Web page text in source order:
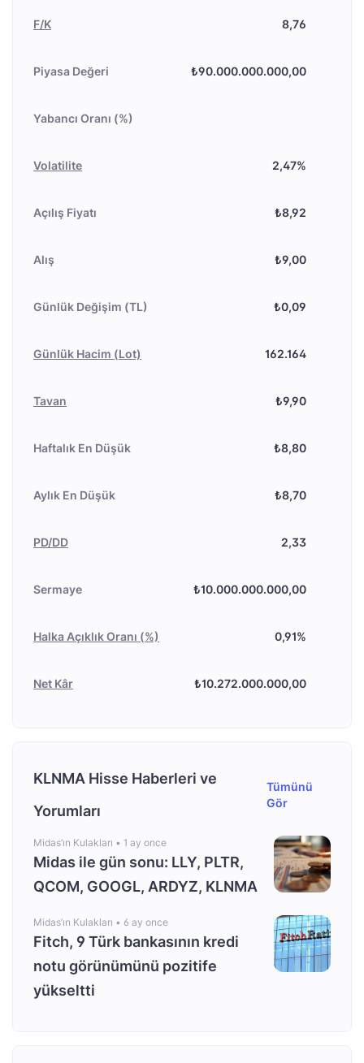
F/K 8,76
Piyasa Değeri ₺90.000.000.000,00
Yabancı Oranı (%)
Volatilite 2,47%
Açılış Fiyatı ₺8,92
Alış ₺9,00
Günlük Değişim (TL) ₺0,09
Günlük Hacim (Lot) 162.164
Tavan ₺9,90
Haftalık En Düşük ₺8,80
Aylık En Düşük ₺8,70
PD/DD 2,33
Sermaye ₺10.000.000.000,00
Halka Açıklık Oranı (%) 0,91%
Net Kâr ₺10.272.000.000,00
KLNMA Hisse Haberleri ve
Yorumları
Tümünü
Gör
Midas’ın Kulakları • 1 ay once
Midas ile gün sonu: LLY, PLTR,
QCOM, GOOGL, ARDYZ, KLNMA
Midas’ın Kulakları • 6 ay once
Fitch, 9 Türk bankasının kredi
notu görünümünü pozitife
yükseltti